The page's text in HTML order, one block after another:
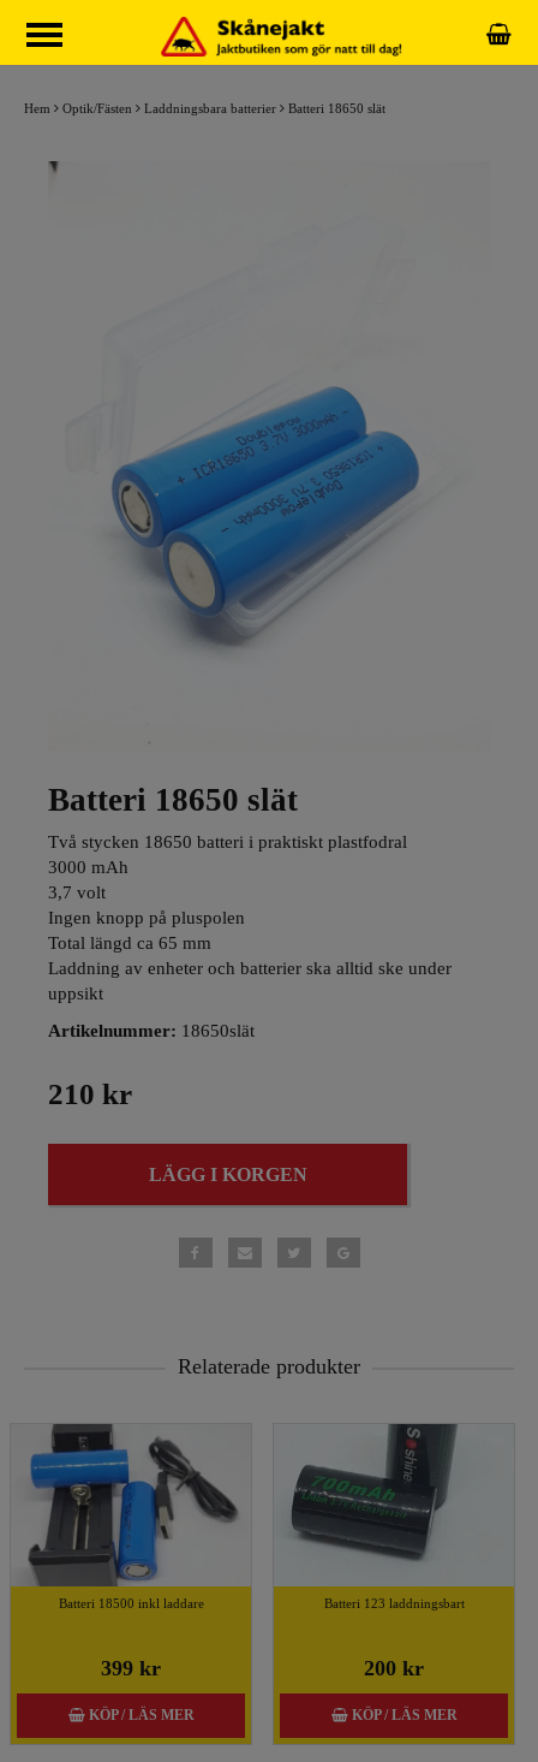
Hem Optik/Fästen Laddningsbara batterier Batteri 18650 slät
Batteri 18650 slät
Två stycken 18650 batteri i praktiskt plastfodral
3000 mAh
3,7 volt
Ingen knopp på pluspolen
Total längd ca 65 mm
Laddning av enheter och batterier ska alltid ske under
uppsikt
Artikelnummer: 18650slät
210 kr
LÄGG I KORGEN
Relaterade produkter
Batteri 18500 inkl laddare
399 kr
KÖP / LÄS MER
Batteri 123 laddningsbart
200 kr
KÖP / LÄS MER